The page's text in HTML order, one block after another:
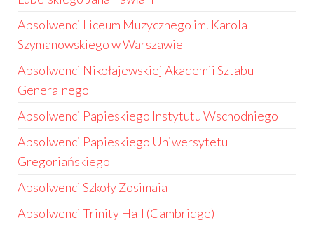
Absolwenci Liceum Muzycznego im. Karola
Szymanowskiego w Warszawie
Absolwenci Nikołajewskiej Akademii Sztabu
Generalnego
Absolwenci Papieskiego Instytutu Wschodniego
Absolwenci Papieskiego Uniwersytetu
Gregoriańskiego
Absolwenci Szkoły Zosimaia
Absolwenci Trinity Hall (Cambridge)